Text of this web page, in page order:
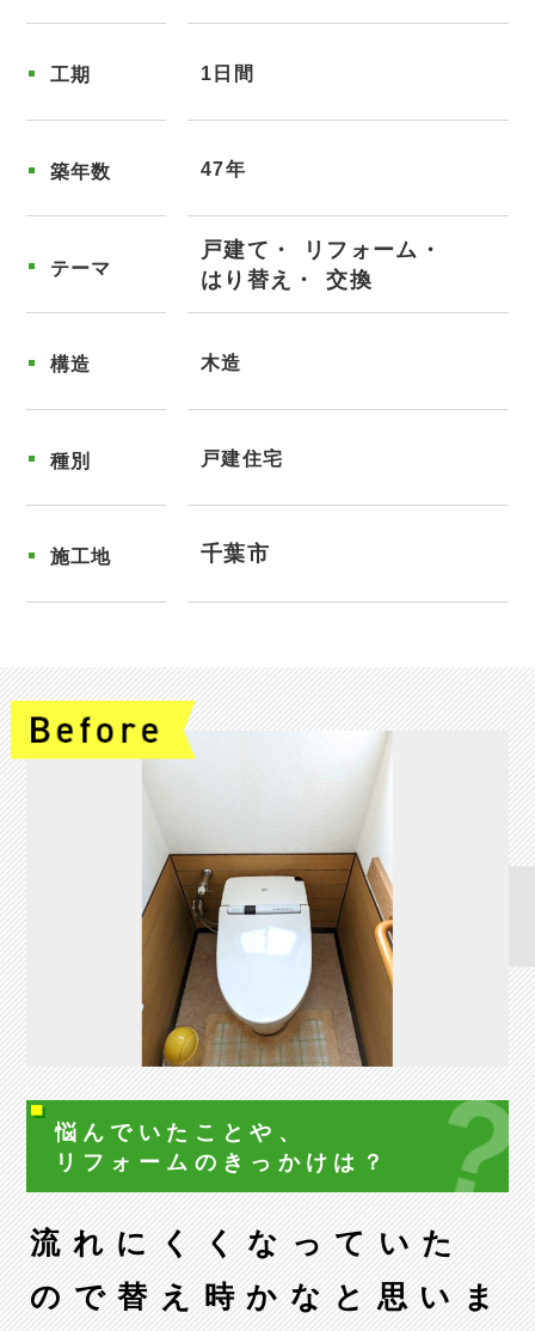
工期 1日間
築年数 47年
テーマ
戸建て
リフォーム
はり替え
交換
構造 木造
種別 戸建住宅
施工地 千葉市
悩んでいたことや、
リフォームの きっかけは？
流れにくくなっていた
ので替え時かなと思いま